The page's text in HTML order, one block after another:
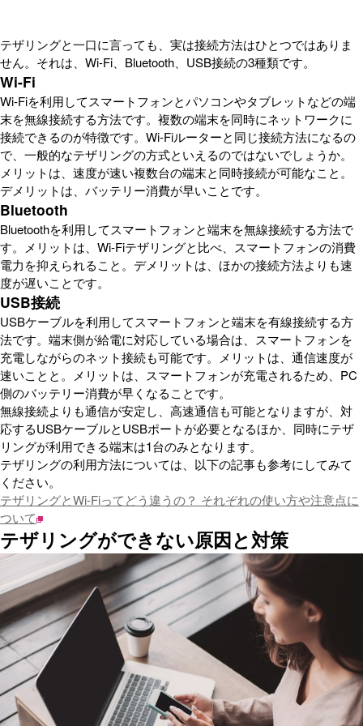
テザリングと一口に言っても、実は接続方法はひとつではありま
せん。それは、Wi-Fi、Bluetooth、USB接続の3種類です。
Wi-Fi
Wi-Fiを利用してスマートフォンとパソコンやタブレットなどの端
末を無線接続する方法です。複数の端末を同時にネットワークに
接続できるのが特徴です。Wi-Fiルーターと同じ接続方法になるの
で、一般的なテザリングの方式といえるのではないでしょうか。
メリットは、速度が速い複数台の端末と同時接続が可能なこと。
デメリットは、バッテリー消費が早いことです。
Bluetooth
Bluetoothを利用してスマートフォンと端末を無線接続する方法で
す。メリットは、Wi-Fiテザリングと比べ、スマートフォンの消費
電力を抑えられること。デメリットは、ほかの接続方法よりも速
度が遅いことです。
USB接続
USBケーブルを利用してスマートフォンと端末を有線接続する方
法です。端末側が給電に対応している場合は、スマートフォンを
充電しながらのネット接続も可能です。メリットは、通信速度が
速いことと。メリットは、スマートフォンが充電されるため、PC
側のバッテリー消費が早くなることです。
無線接続よりも通信が安定し、高速通信も可能となりますが、対
応するUSBケーブルとUSBポートが必要となるほか、同時にテザ
リングが利用できる端末は1台のみとなります。
テザリングの利用方法については、以下の記事も参考にしてみて
ください。
テザリングとWi-Fiってどう違うの？ それぞれの使い方や注意点に
ついて
テザリングができない原因と対策